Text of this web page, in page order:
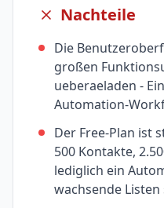
Nachteile
Die
großen
ueberaeladen -
Automation-
Der Free-Plan ist
500 Kontakte,
lediglich ein
wachsende